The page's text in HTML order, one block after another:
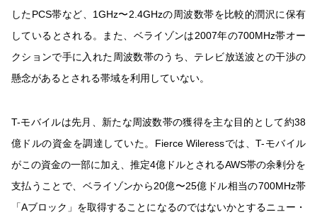
したPCS帯など、1GHz〜2.4GHzの周波数帯を比較的潤沢に保有
しているとされる。また、ベライゾンは2007年の700MHz帯オー
クションで手に入れた周波数帯のうち、テレビ放送波との干渉の
懸念があるとされる帯域を利用していない。
T-モバイルは先月、新たな周波数帯の獲得を主な目的として約38
億ドルの資金を調達していた。Fierce Wileressでは、T-モバイル
がこの資金の一部に加え、推定4億ドルとされるAWS帯の余剰分を
支払うことで、ベライゾンから20億〜25億ドル相当の700MHz帯
「Aブロック」を取得することになるのではないかとするニュー・